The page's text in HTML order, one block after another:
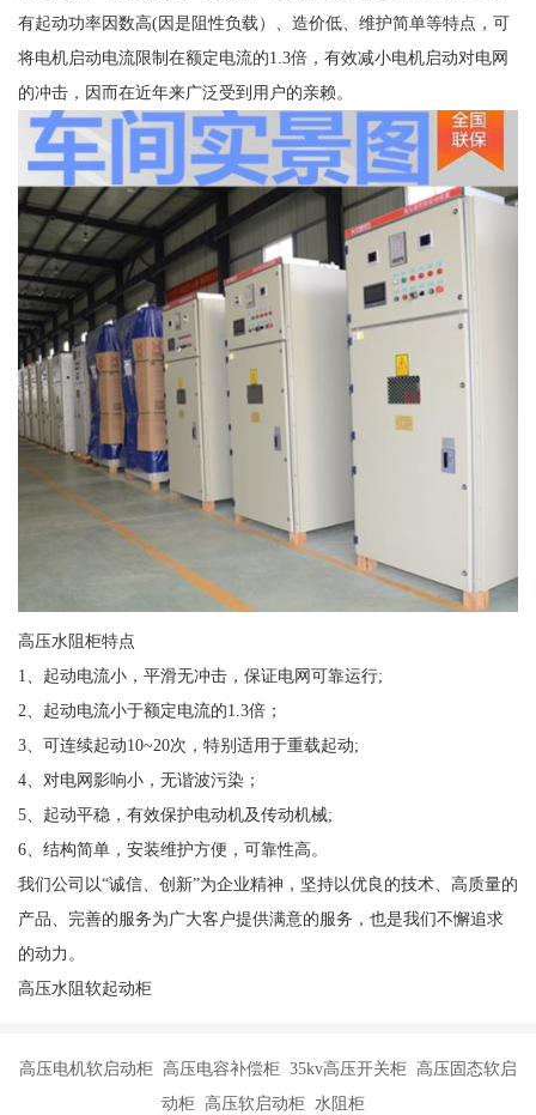
有起动功率因数高(因是阻性负载）、造价低、维护简单等特点，可
将电机启动电流限制在额定电流的1.3倍，有效减小电机启动对电网
的冲击，因而在近年来广泛受到用户的亲赖。
高压水阻柜特点
1、起动电流小，平滑无冲击，保证电网可靠运行;
2、起动电流小于额定电流的1.3倍；
3、可连续起动10~20次，特别适用于重载起动;
4、对电网影响小，无谐波污染；
5、起动平稳，有效保护电动机及传动机械;
6、结构简单，安装维护方便，可靠性高。
我们公司以“诚信、创新”为企业精神，坚持以优良的技术、高质量的
产品、完善的服务为广大客户提供满意的服务，也是我们不懈追求
的动力。
高压水阻软起动柜
高压电机软启动柜 高压电容补偿柜 35kv高压开关柜 高压固态软启
动柜 高压软启动柜 水阻柜